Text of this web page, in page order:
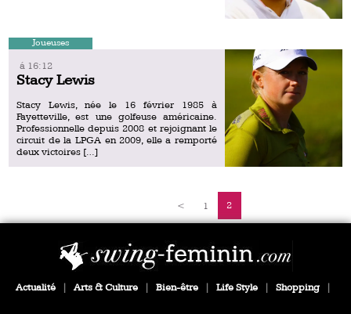
Joueuses
á 16:12
Stacy Lewis
Stacy Lewis, née le 16 février 1985 à
Fayetteville, est une golfeuse américaine.
Professionnelle depuis 2008 et rejoignant le
circuit de la LPGA en 2009, elle a remporté
deux victoires […]
< 1 2
Actualité Arts & Culture Bien-être Life Style Shopping